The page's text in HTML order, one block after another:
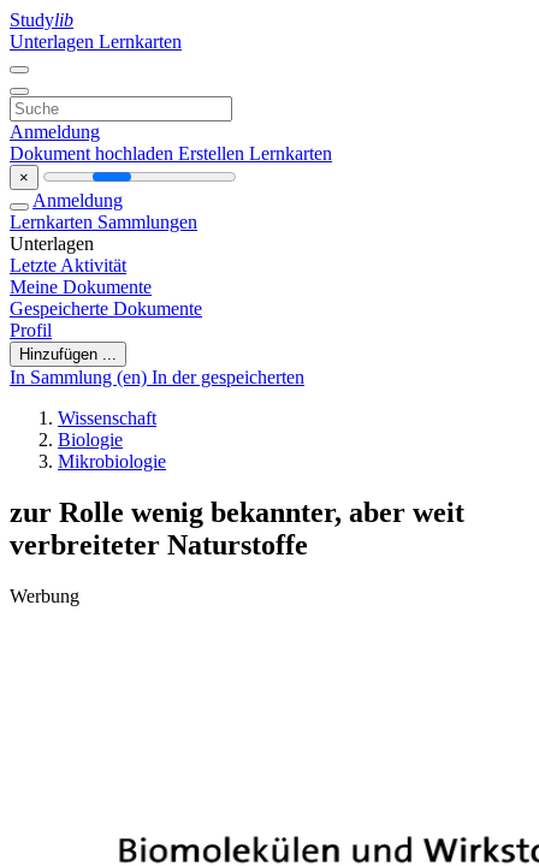
Studylib
Unterlagen Lernkarten
Anmeldung
Dokument hochladen Erstellen Lernkarten
×
Anmeldung
Lernkarten Sammlungen
Unterlagen
Letzte Aktivität
Meine Dokumente
Gespeicherte Dokumente
Profil
Hinzufügen ...
In Sammlung (en) In der gespeicherten
Wissenschaft
Biologie
Mikrobiologie
zur Rolle wenig bekannter, aber weit
verbreiteter Naturstoffe
Werbung